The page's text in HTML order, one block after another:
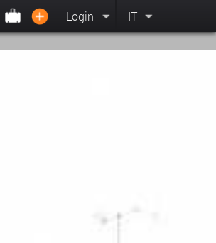
Login IT